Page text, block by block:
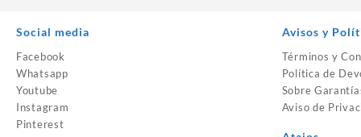
Social media
Facebook
Whatsapp
Youtube
Instagram
Pinterest
Avisos y
Términos y
Política de
Sobre
Aviso de